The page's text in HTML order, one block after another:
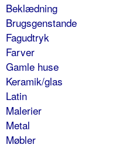
Beklædning
Brugsgenstande
Fagudtryk
Farver
Gamle huse
Keramik/glas
Latin
Malerier
Metal
Møbler